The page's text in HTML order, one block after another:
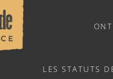
LES STATUTS